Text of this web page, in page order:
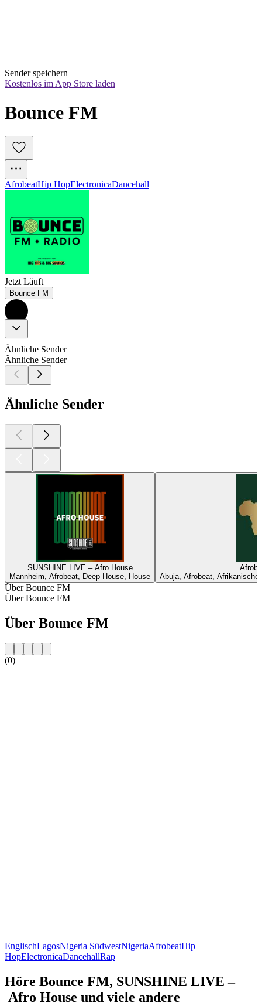
Sender speichern
Kostenlos im App Store laden
Bounce FM
AfrobeatHip HopElectronicaDancehall
Jetzt Läuft
Bounce FM
Ähnliche Sender
Ähnliche Sender
Ähnliche Sender
SUNSHINE LIVE – Afro House
Mannheim, Afrobeat, Deep House, House
Abuja, Afrobeat,
Über Bounce FM
Über Bounce FM
Über Bounce FM
(0)
EnglischLagosNigeria SüdwestNigeriaAfrobeatHip
HopElectronicaDancehallRap
Höre Bounce FM, SUNSHINE LIVE –
Afro House und viele andere